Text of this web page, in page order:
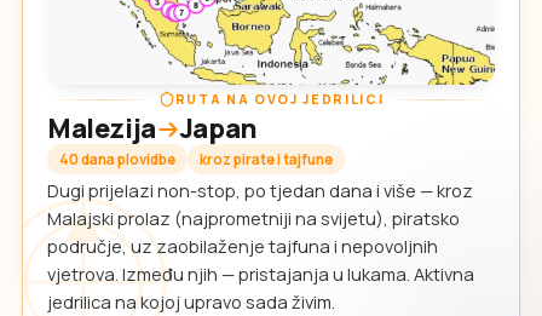
RUTA NA OVOJ JEDRILICI
Malezija Japan
40 dana plovidbe kroz pirate i tajfune
Dugi prijelazi non-stop, po tjedan dana i više — kroz
Malajski prolaz (najprometniji na svijetu), piratsko
područje, uz zaobilaženje tajfuna i nepovoljnih
vjetrova. Između njih — pristajanja u lukama. Aktivna
jedrilica na kojoj upravo sada živim.